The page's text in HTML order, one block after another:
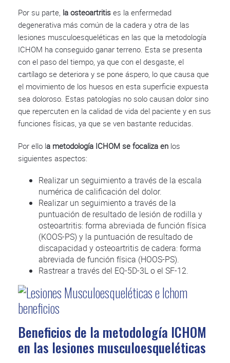
Por su parte, la osteoartritis es la enfermedad
degenerativa más común de la cadera y otra de las
lesiones musculoesqueléticas en las que la metodología
ICHOM ha conseguido ganar terreno. Esta se presenta
con el paso del tiempo, ya que con el desgaste, el
cartílago se deteriora y se pone áspero, lo que causa que
el movimiento de los huesos en esta superficie expuesta
sea doloroso. Estas patologías no solo causan dolor sino
que repercuten en la calidad de vida del paciente y en sus
funciones físicas, ya que se ven bastante reducidas.
Por ello la metodología ICHOM se focaliza en los
siguientes aspectos:
Realizar un seguimiento a través de la escala
numérica de calificación del dolor.
Realizar un seguimiento a través de la
puntuación de resultado de lesión de rodilla y
osteoartritis: forma abreviada de función física
(KOOS-PS) y la puntuación de resultado de
discapacidad y osteoartritis de cadera: forma
abreviada de función física (HOOS-PS).
Rastrear a través del EQ-5D-3L o el SF-12.
Beneficios de la metodología ICHOM
en las lesiones musculoesqueléticas